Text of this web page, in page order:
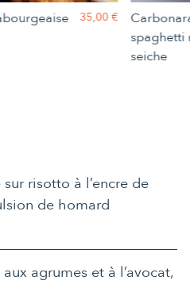
35,00 €
spaghetti
seiche
risotto à l’encre de
de homard
agrumes et à l’avocat,